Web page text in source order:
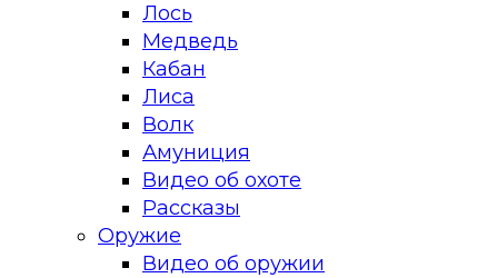
Лось
Медведь
Кабан
Лиса
Волк
Амуниция
Видео об охоте
Рассказы
Оружие
Видео об оружии